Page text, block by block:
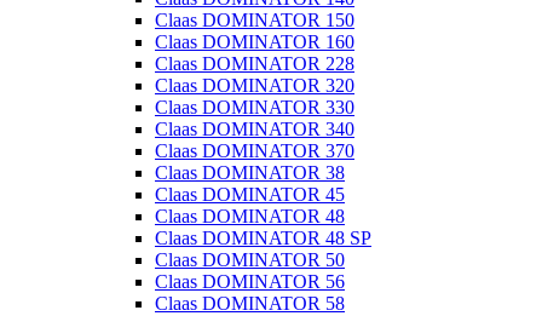
Claas DOMINATOR 150
Claas DOMINATOR 160
Claas DOMINATOR 228
Claas DOMINATOR 320
Claas DOMINATOR 330
Claas DOMINATOR 340
Claas DOMINATOR 370
Claas DOMINATOR 38
Claas DOMINATOR 45
Claas DOMINATOR 48
Claas DOMINATOR 48 SP
Claas DOMINATOR 50
Claas DOMINATOR 56
Claas DOMINATOR 58